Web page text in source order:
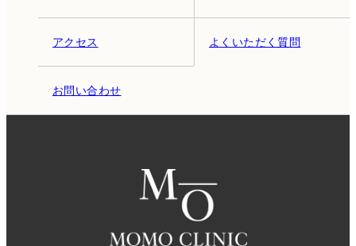
アクセス よくいただく質問
お問い合わせ